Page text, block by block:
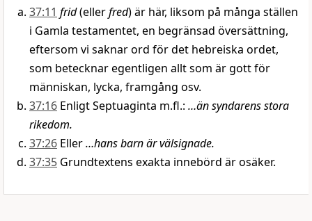
37:11 frid(ellerfred) är här, liksom på många ställen
i Gamla testamentet, en begränsad översättning,
eftersom vi saknar ord för det hebreiska ordet,
som betecknar egentligen allt som är gott för
människan, lycka, framgång osv.
37:16 Enligt Septuaginta m.fl.: …än syndarens stora
rikedom.
37:26 Eller…hans barn är välsignade.
37:35 Grundtextens exakta innebörd är osäker.